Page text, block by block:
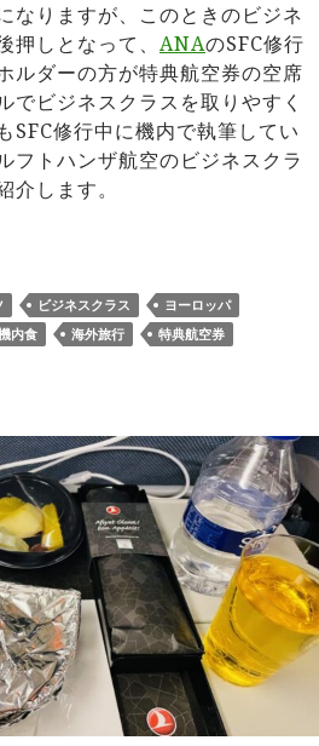
なりますが、このときのビジネ
押しとなって、 ANAのSFC修行
ルダーの方が特典航空券の空席
でビジネスクラスを取りやすく
SFC修行中に機内で執筆してい
フトハンザ航空のビジネスクラ
介します。
航空ビジネスクラス搭乗記：マイ
ビジネスクラス
ヨーロッパ
内食 海外旅行
特典航空券